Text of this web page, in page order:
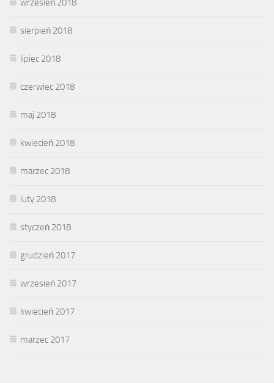
sierpień 2018
lipiec 2018
czerwiec 2018
maj 2018
kwiecień 2018
marzec 2018
luty 2018
styczeń 2018
grudzień 2017
wrzesień 2017
kwiecień 2017
marzec 2017